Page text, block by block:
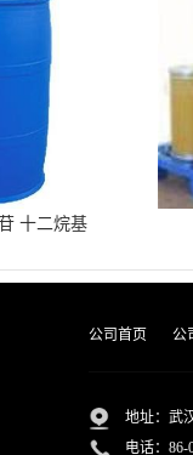
十二烷基
公司首页 公
地址：武
电话： 86-